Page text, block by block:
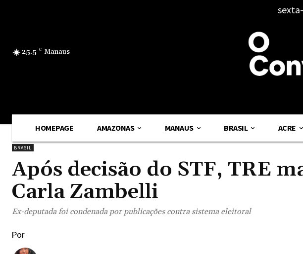
25.5 C Manaus
HOMEPAGE AMAZONAS MANAUS BRASIL ACRE
BRASIL
Após decisão do STF, TRE
Carla Zambelli
Ex-deputada foi condenada por publicações contra sistema eleitoral
Por